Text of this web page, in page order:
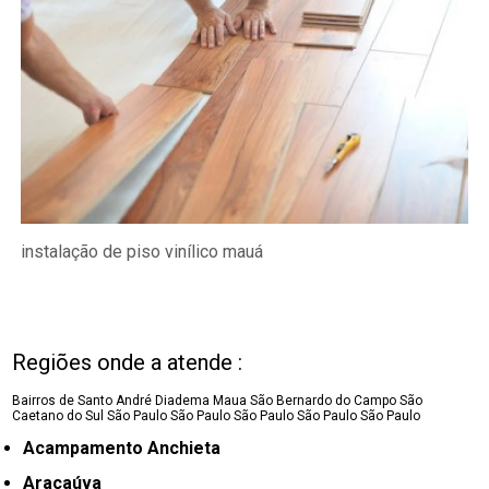
instalação de piso vinílico mauá
Regiões onde a atende :
Bairros de Santo André Diadema Maua São Bernardo do Campo São
Caetano do SulSão Paulo São Paulo São Paulo São Paulo São Paulo
Acampamento Anchieta
Araçaúva